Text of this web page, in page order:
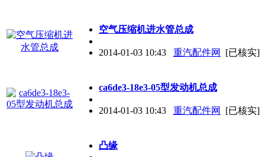
空气压缩机进水管总成
2014-01-03 10:43 重汽配件网 [已核实]
ca6de3-18e3-05型发动机总成
2014-01-03 10:43 重汽配件网 [已核实]
凸缘